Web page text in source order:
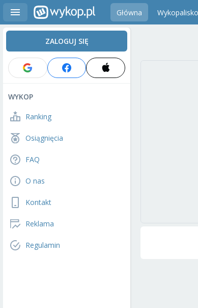
Główna Wykopalisko
ZALOGUJ SIĘ
WYKOP
Ranking
Osiągnięcia
FAQ
O nas
Kontakt
Reklama
Regulamin